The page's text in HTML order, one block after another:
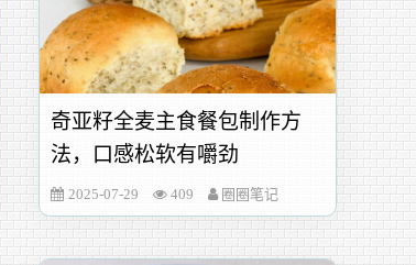
奇亚籽全麦主食餐包制作方
法，口感松软有嚼劲
2025-07-29 409 圈圈笔记